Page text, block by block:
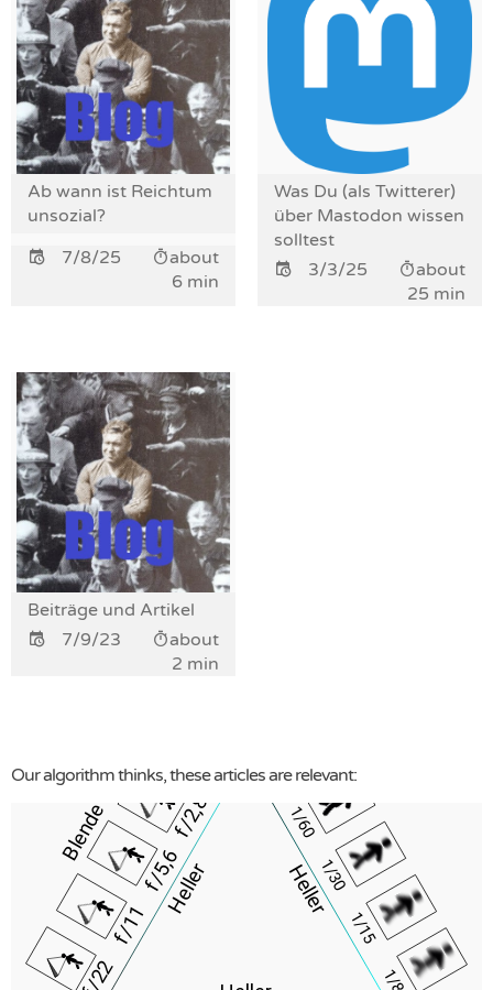
Ab wann ist Reichtum
unsozial?
7/8/25
about
6 min
Was Du (als Twitterer)
über Mastodon wissen
solltest
3/3/25
about
25 min
Beiträge und Artikel
7/9/23
about
2 min
Our algorithm thinks, these articles are relevant: